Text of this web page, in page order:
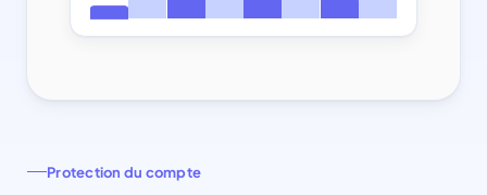
Protection du compte